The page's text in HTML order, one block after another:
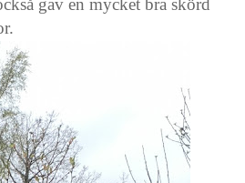
gav en mycket bra skörd